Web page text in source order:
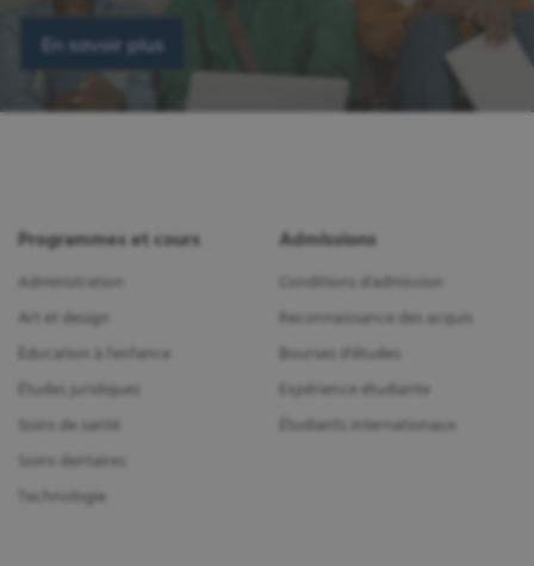
En savoir plus
Programmes et cours
Administration
Art et design
Éducation à l'enfance
Études juridiques
Soins de santé
Soins dentaires
Technologie
Admissions
Conditions d'admission
Reconnaissance des acquis
Bourses d'études
Expérience étudiante
Étudiants internationaux